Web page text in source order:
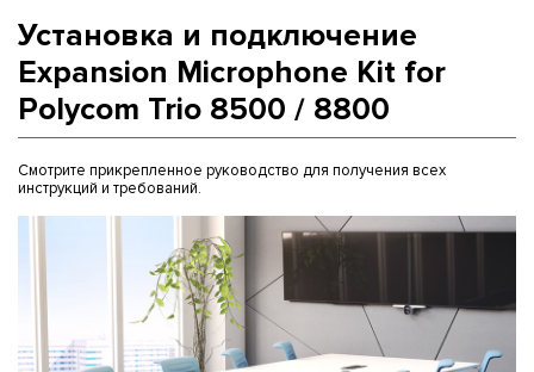
Установка и подключение
Expansion Microphone Kit for
Polycom Trio 8500 / 8800
Смотрите прикрепленное руководство для получения всех
инструкций и требований.